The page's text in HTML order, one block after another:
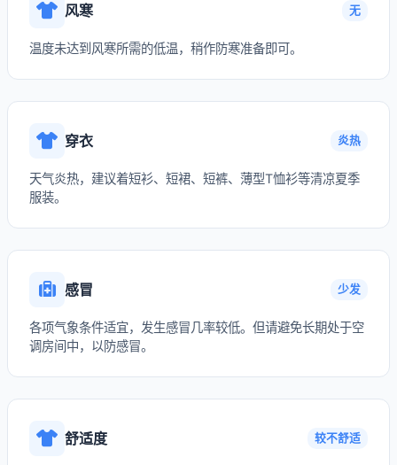
风寒 无
温度未达到风寒所需的低温，稍作防寒准备即可。
穿衣 炎热
天气炎热，建议着短衫、短裙、短裤、薄型T恤衫等清凉夏季
服装。
感冒 少发
各项气象条件适宜，发生感冒几率较低。但请避免长期处于空
调房间中，以防感冒。
舒适度 较不舒适